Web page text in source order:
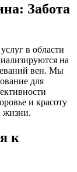
Забота
в области
на
вен. Мы
для
и красоту
жизни.
к